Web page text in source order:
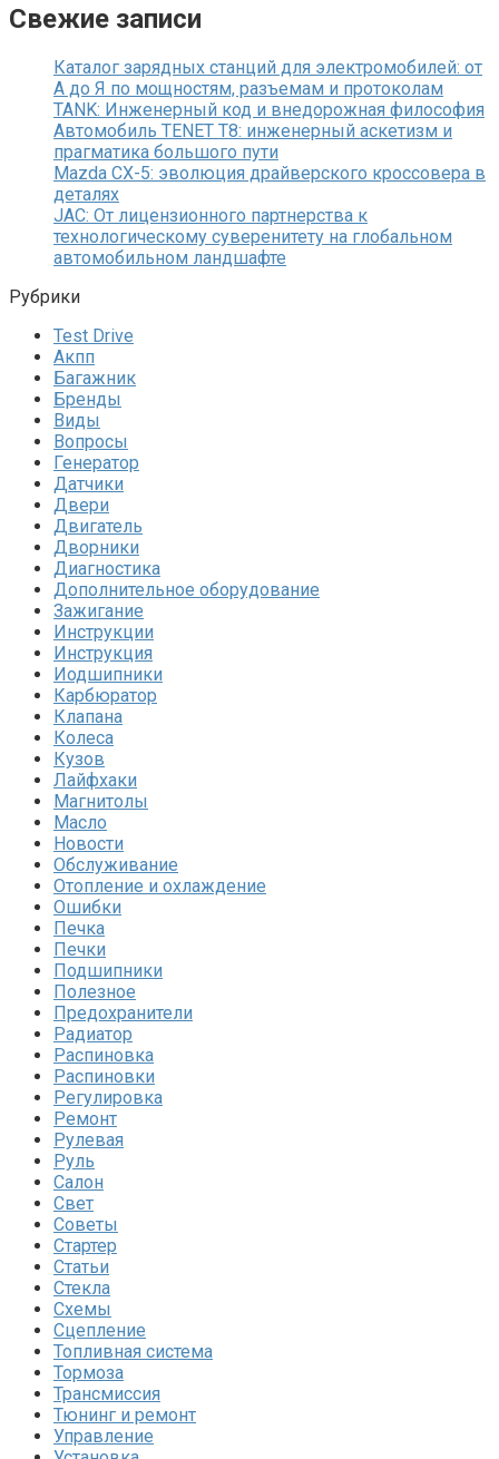
Свежие записи
Каталог зарядных станций для электромобилей: от
А до Я по мощностям, разъемам и протоколам
TANK: Инженерный код и внедорожная философия
Автомобиль TENET T8: инженерный аскетизм и
прагматика большого пути
Mazda CX-5: эволюция драйверского кроссовера в
деталях
JAC: От лицензионного партнерства к
технологическому суверенитету на глобальном
автомобильном ландшафте
Рубрики
Test Drive
Акпп
Багажник
Бренды
Виды
Вопросы
Генератор
Датчики
Двери
Двигатель
Дворники
Диагностика
Дополнительное оборудование
Зажигание
Инструкции
Инструкция
Иодшипники
Карбюратор
Клапана
Колеса
Кузов
Лайфхаки
Магнитолы
Масло
Новости
Обслуживание
Отопление и охлаждение
Ошибки
Печка
Печки
Подшипники
Полезное
Предохранители
Радиатор
Распиновка
Распиновки
Регулировка
Ремонт
Рулевая
Руль
Салон
Свет
Советы
Стартер
Статьи
Стекла
Схемы
Сцепление
Топливная система
Тормоза
Трансмиссия
Тюнинг и ремонт
Управление